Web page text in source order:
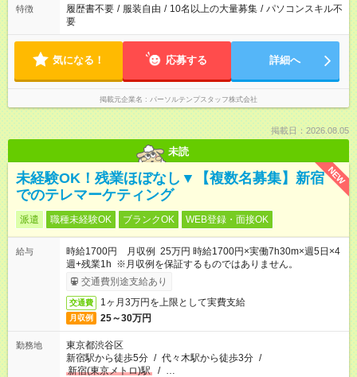
特徴 履歴書不要 / 服装自由 / 10名以上の大量募集 / パソコンスキル不
要
気になる！ 応募する 詳細へ
掲載元企業名 パーソルテンプスタッフ株式会社
掲載日：2026.08.05
未読
NEW
未経験OK！残業ほぼなし▼【複数名募集】新宿
でのテレマーケティング
派遣 職種未経験OK ブランクOK WEB登録・面接OK
給与
時給1700円 月収例 25万円 時給1700円×実働7h30m×週5日×4
週+残業1h ※月収例を保証するものではありません。
交通費別途支給あり
交通費 1ヶ月3万円を上限として実費支給
月収例 25～30万円
勤務地
東京都渋谷区
新宿駅から徒歩5分 / 代々木駅から徒歩3分 /
新宿(東京メトロ)駅
/ …